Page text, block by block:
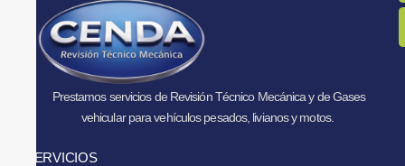
Prestamos servicios de Revisión Técnico Mecánica y de Gases
vehicular para vehículos pesados, livianos y motos.
SERVICIOS